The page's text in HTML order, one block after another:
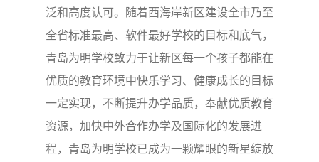
泛和高度认可。随着西海岸新区建设全市乃至
全省标准最高、软件最好学校的目标和底气，
青岛为明学校致力于让新区每一个孩子都能在
优质的教育环境中快乐学习、健康成长的目标
一定实现，不断提升办学品质，奉献优质教育
资源，加快中外合作办学及国际化的发展进
程，青岛为明学校已成为一颗耀眼的新星绽放